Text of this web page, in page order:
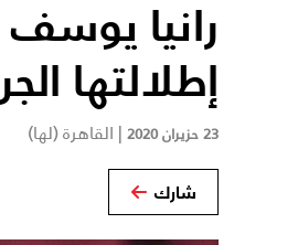
رانيا
إطلالتها
23 حزيران 2020 | القاهرة (لها)
شارك